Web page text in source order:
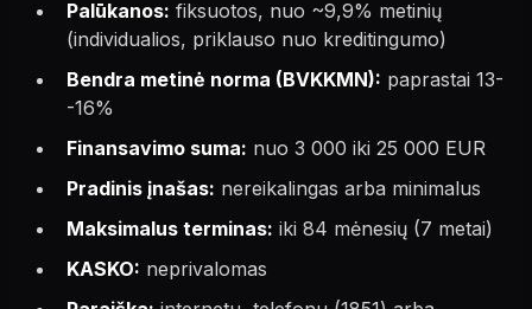
Palūkanos: fiksuotos, nuo ~9,9% metinių
(individualios, priklauso nuo kreditingumo)
Bendra metinė norma (BVKKMN): paprastai 13-
-16%
Finansavimo suma: nuo 3 000 iki 25 000 EUR
Pradinis įnašas: nereikalingas arba minimalus
Maksimalus terminas: iki 84 mėnesių (7 metai)
KASKO: neprivalomas